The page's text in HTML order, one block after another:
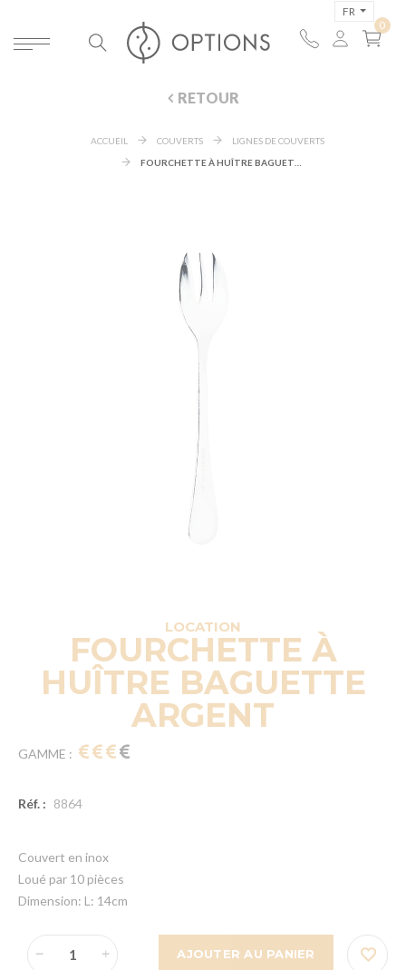
FR
RETOUR
ACCUEIL COUVERTS
LIGNES DE COUVERTS
LOCATION
FOURCHETTE À
HUÎTRE BAGUETTE
ARGENT
GAMME :
Réf. : 8864
Couvert en inox
Loué par 10 pièces
Dimension: L: 14cm
AJOUTER AU PANIER